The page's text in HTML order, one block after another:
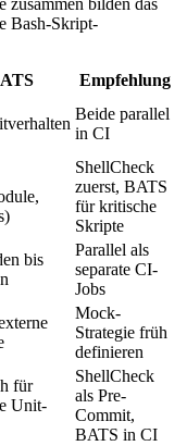
zusammen bilden das
Bash-Skript-
Empfehlung
Beide parallel
in CI
ShellCheck
zuerst, BATS
für kritische
Skripte
bis
Parallel als
separate CI-
Jobs
Mock-
Strategie früh
definieren
für
Unit-
ShellCheck
als Pre-
Commit,
BATS in CI